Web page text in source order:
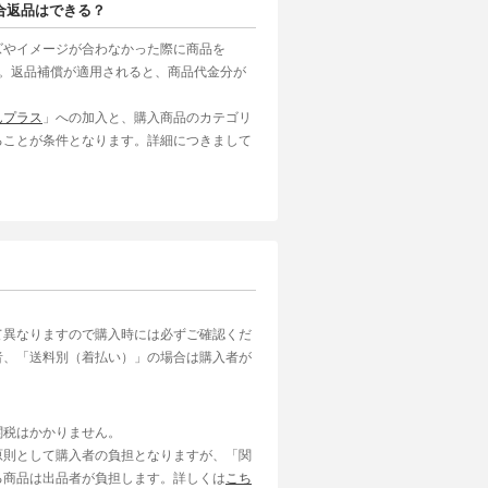
品はできる？
イメージが合わなかった際に商品を
返品補償が適用されると、商品代金分が
ラス 」への加入と、購入商品のカテゴリ
とが条件となります。詳細につきまして
なりますので購入時には必ずご確認くだ
「送料別（着払い）」の場合は購入者が
はかかりません。
として購入者の負担となりますが、「関
品は出品者が負担します。詳しくは こち